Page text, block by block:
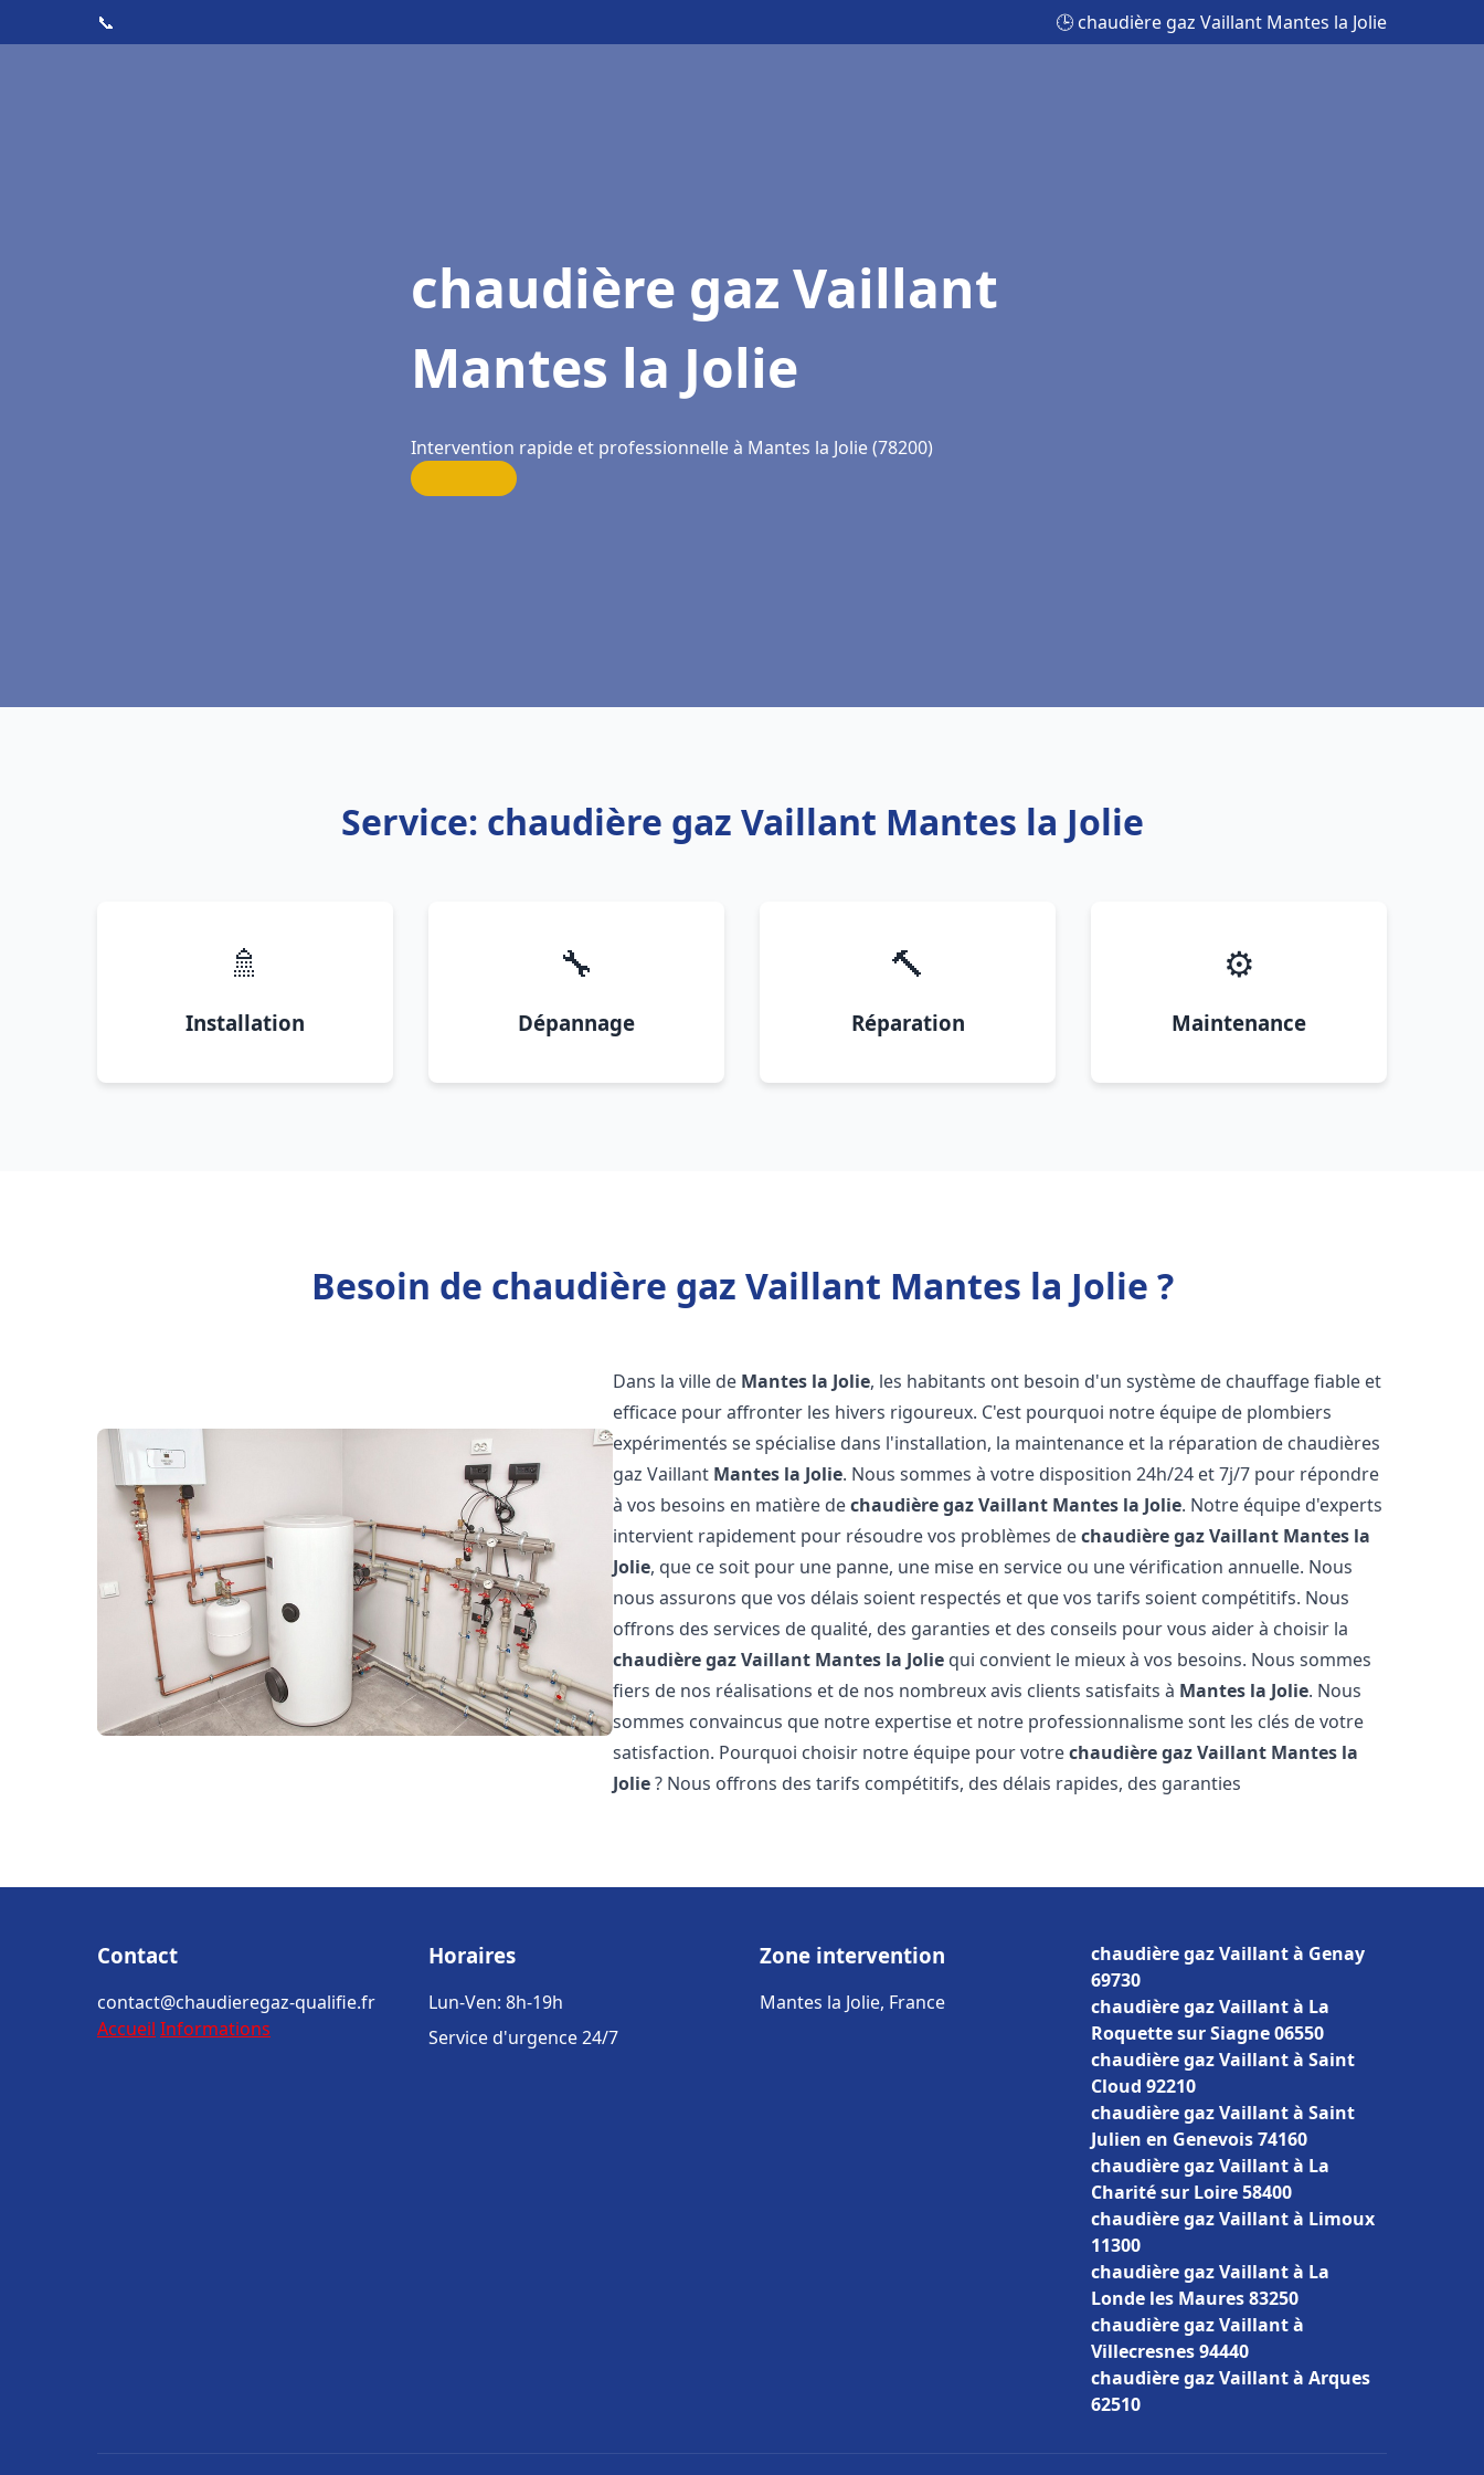
📞 🕒 chaudière gaz Vaillant Mantes la Jolie
chaudière gaz Vaillant
Mantes la Jolie
Intervention rapide et professionnelle à Mantes la Jolie (78200)
Service: chaudière gaz Vaillant Mantes la Jolie
🚿
Installation
🔧
Dépannage
🔨
Réparation
⚙️
Maintenance
Besoin de chaudière gaz Vaillant Mantes la Jolie ?
Dans la ville de Mantes la Jolie, les habitants ont besoin d'un système de chauffage fiable et
efficace pour affronter les hivers rigoureux. C'est pourquoi notre équipe de plombiers
expérimentés se spécialise dans l'installation, la maintenance et la réparation de chaudières
gaz Vaillant Mantes la Jolie. Nous sommes à votre disposition 24h/24 et 7j/7 pour répondre
à vos besoins en matière dechaudière gaz Vaillant Mantes la Jolie. Notre équipe d'experts
intervient rapidement pour résoudre vos problèmes dechaudière gaz Vaillant Mantes la
Jolie, que ce soit pour une panne, une mise en service ou une vérification annuelle. Nous
nous assurons que vos délais soient respectés et que vos tarifs soient compétitifs. Nous
offrons des services de qualité, des garanties et des conseils pour vous aider à choisir la
chaudière gaz Vaillant Mantes la Jolie qui convient le mieux à vos besoins. Nous sommes
fiers de nos réalisations et de nos nombreux avis clients satisfaits à Mantes la Jolie. Nous
sommes convaincus que notre expertise et notre professionnalisme sont les clés de votre
satisfaction. Pourquoi choisir notre équipe pour votrechaudière gaz Vaillant Mantes la
Jolie? Nous offrons des tarifs compétitifs, des délais rapides, des garanties
Contact
contact@chaudieregaz-qualifie.fr
Accueil Informations
Horaires
Lun-Ven: 8h-19h
Service d'urgence 24/7
Zone intervention
Mantes la Jolie, France
chaudière gaz Vaillant à Genay
69730
chaudière gaz Vaillant à La
Roquette sur Siagne 06550
chaudière gaz Vaillant à Saint
Cloud 92210
chaudière gaz Vaillant à Saint
Julien en Genevois 74160
chaudière gaz Vaillant à La
Charité sur Loire 58400
chaudière gaz Vaillant à Limoux
11300
chaudière gaz Vaillant à La
Londe les Maures 83250
chaudière gaz Vaillant à
Villecresnes 94440
chaudière gaz Vaillant à Arques
62510